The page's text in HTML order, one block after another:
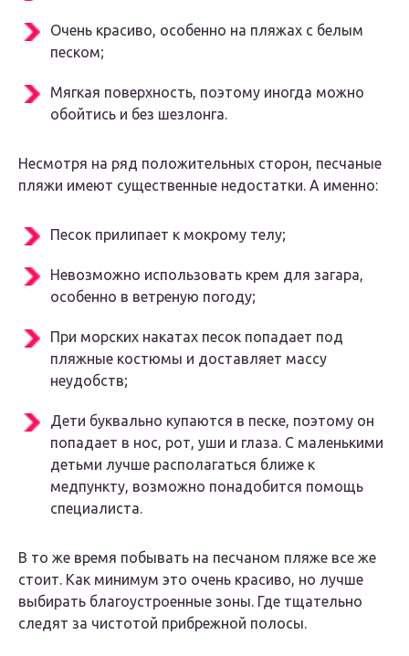
Очень красиво, особенно на пляжах с белым
песком;
Мягкая поверхность, поэтому иногда можно
обойтись и без шезлонга.
Несмотря на ряд положительных сторон, песчаные
пляжи имеют существенные недостатки. А именно:
Песок прилипает к мокрому телу;
Невозможно использовать крем для загара,
особенно в ветреную погоду;
При морских накатах песок попадает под
пляжные костюмы и доставляет массу
неудобств;
Дети буквально купаются в песке, поэтому он
попадает в нос, рот, уши и глаза. С маленькими
детьми лучше располагаться ближе к
медпункту, возможно понадобится помощь
специалиста.
В то же время побывать на песчаном пляже все же
стоит. Как минимум это очень красиво, но лучше
выбирать благоустроенные зоны. Где тщательно
следят за чистотой прибрежной полосы.